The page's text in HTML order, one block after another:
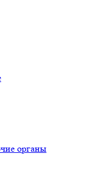
органы